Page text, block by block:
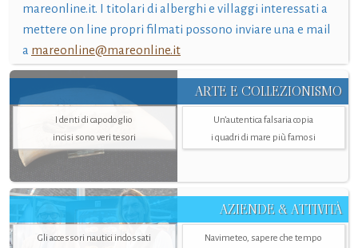
mareonline.it. I titolari di alberghi e villaggi interessati a
mettere on line propri filmati possono inviare una e mail
a mareonline@mareonline.it
ARTE E COLLEZIONISMO
I denti di capodoglio
incisi sono veri tesori
Un’autentica falsaria copia
i quadri di mare più famosi
AZIENDE & ATTIVITÀ
Gli accessori nautici indossati
Navimeteo, sapere che tempo